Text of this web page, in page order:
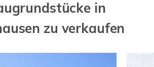
in
zu verkaufen